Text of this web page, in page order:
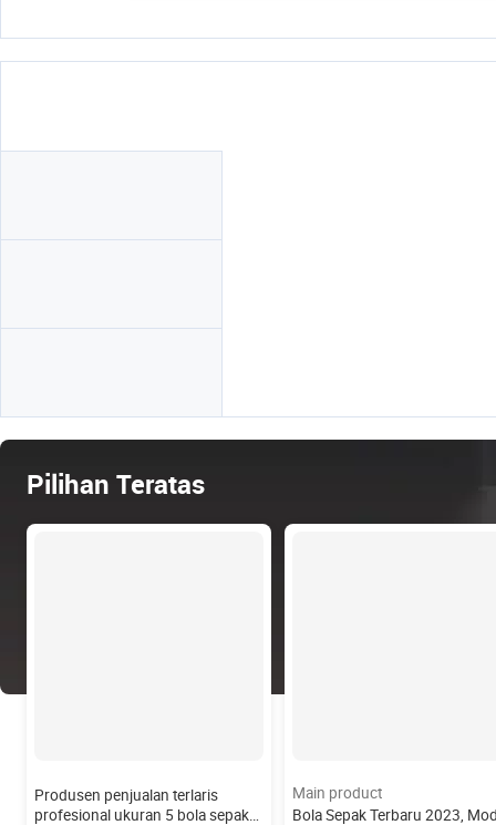
Pilihan Teratas
Produsen penjualan terlaris
profesional ukuran 5 bola sepak
Main product
Bola Sepak Terbaru 2023,